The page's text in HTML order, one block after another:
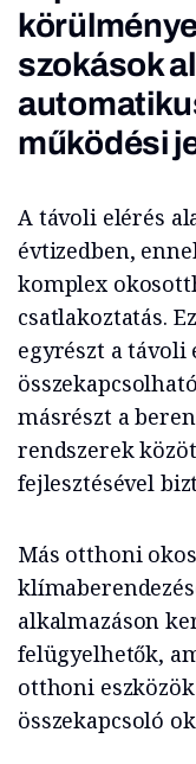
szokások
működési
A távoli elérés
évtizedben,
komplex
csatlakoztatás.
egyrészt a távoli
másrészt a
rendszerek
fejlesztésével
Más otthoni
alkalmazáson
felügyelhetők,
otthoni
összekapcsoló